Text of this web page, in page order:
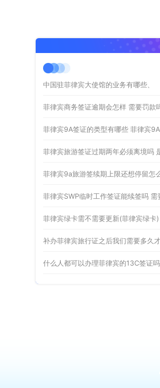
中国驻菲律宾大使馆的业务有哪些、
菲律宾商务签证逾期会怎样 需要罚款
菲律宾SWP临时工作签证能续签吗 需
菲律宾绿卡需不需要更新(菲律宾绿卡)
补办菲律宾旅行证之后我们需要多久
什么人都可以办理菲律宾的13C签证吗